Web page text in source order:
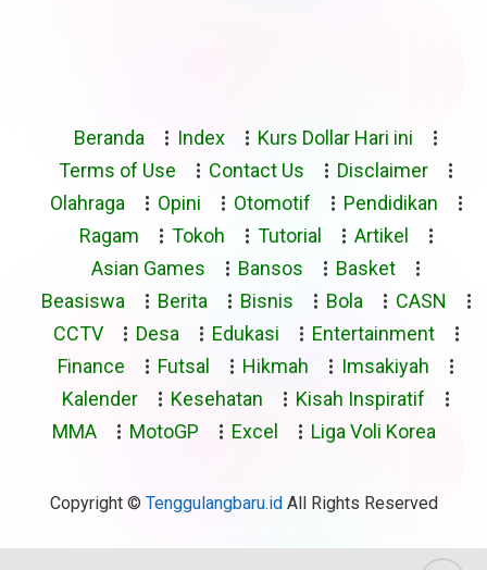
Beranda Index
Kurs Dollar Hari ini
Terms of Use
Contact Us
Disclaimer
Olahraga
Opini Otomotif
Pendidikan
Ragam
Tokoh Tutorial
Artikel
Asian Games
Bansos
Basket
Beasiswa
Berita Bisnis Bola
CASN
CCTV
Desa Edukasi
Entertainment
Finance
Futsal Hikmah
Imsakiyah
Kalender
Kesehatan
Kisah Inspiratif
MMA
MotoGP Excel Liga Voli Korea
Copyright © Tenggulangbaru.idAll Rights Reserved